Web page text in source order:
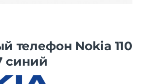
телефон Nokia 110
синий